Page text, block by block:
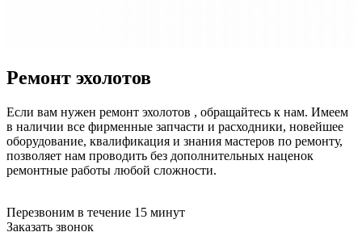
безменов
биноклей
блендеров
блинниц
блоков автоматики насосов
блоков диспетчеризации
блоков подключения
блоков управления
Ремонт эхолотов
Если вам нужен ремонт эхолотов , обращайтесь к нам. Имеем
в наличии все фирменные запчасти и расходники, новейшее
оборудование, квалификация и знания мастеров по ремонту,
позволяет нам проводить без дополнительных наценок
ремонтные работы любой сложности.
Перезвоним в течение 15 минут
Заказать звонок